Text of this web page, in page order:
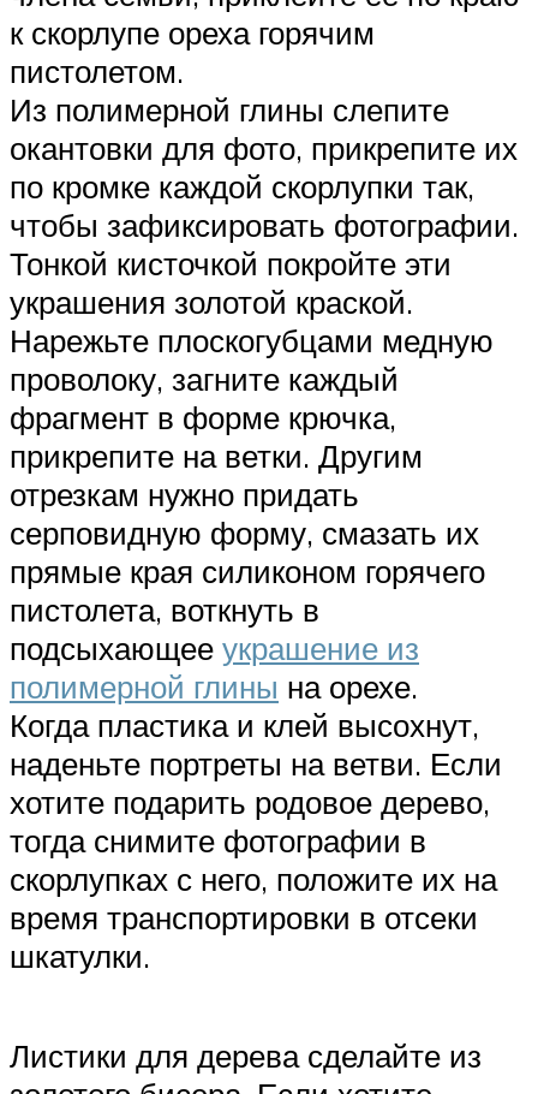
к скорлупе ореха горячим
пистолетом.
Из полимерной глины слепите
окантовки для фото, прикрепите их
по кромке каждой скорлупки так,
чтобы зафиксировать фотографии.
Тонкой кисточкой покройте эти
украшения золотой краской.
Нарежьте плоскогубцами медную
проволоку, загните каждый
фрагмент в форме крючка,
прикрепите на ветки. Другим
отрезкам нужно придать
серповидную форму, смазать их
прямые края силиконом горячего
пистолета, воткнуть в
подсыхающее украшение из
полимерной глины на орехе.
Когда пластика и клей высохнут,
наденьте портреты на ветви. Если
хотите подарить родовое дерево,
тогда снимите фотографии в
скорлупках с него, положите их на
время транспортировки в отсеки
шкатулки.
Листики для дерева сделайте из